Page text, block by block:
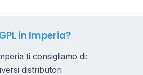
in Imperia?
ti consigliamo di:
distributori